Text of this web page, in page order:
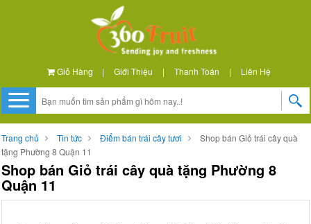
Giỏ Hàng | Giới Thiệu | Thanh Toán | Liên Hệ
Trang chủ Tin tức Điểm bán trái cây tươi
Shop bán Giỏ trái cây quà
tặng Phường 8 Quận 11
Shop bán Giỏ trái cây quà tặng Phường 8
Quận 11